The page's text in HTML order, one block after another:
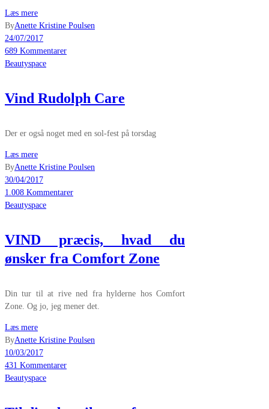
Læs mere
ByAnette Kristine Poulsen
24/07/2017
689 Kommentarer
Beautyspace
Vind Rudolph Care
Der er også noget med en sol-fest på torsdag
Læs mere
ByAnette Kristine Poulsen
30/04/2017
1.008 Kommentarer
Beautyspace
VIND præcis, hvad du
ønsker fra Comfort Zone
Din tur til at rive ned fra hylderne hos Comfort
Zone. Og jo, jeg mener det.
Læs mere
ByAnette Kristine Poulsen
10/03/2017
431 Kommentarer
Beautyspace